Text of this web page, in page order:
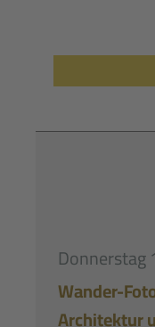
Donnerstag
Wander-
Architektur